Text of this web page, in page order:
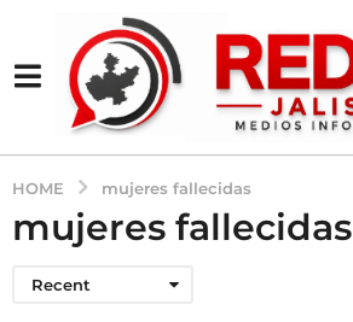
HOME mujeres fallecidas
mujeres fallecidas
Recent